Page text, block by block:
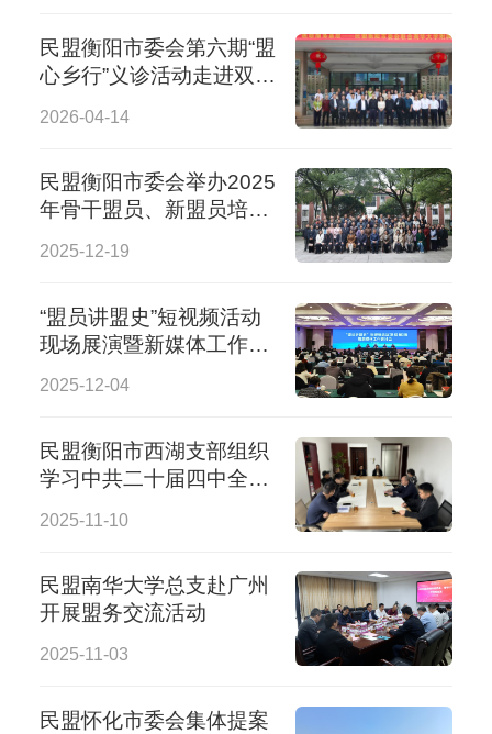
民盟衡阳市委会第六期“盟
心乡行”义诊活动走进双峰
2026-04-14
民盟衡阳市委会举办2025
年骨干盟员、新盟员培训
2025-12-19
“盟员讲盟史”短视频活动
现场展演暨新媒体工作研
2025-12-04
民盟衡阳市西湖支部组织
学习中共二十届四中全会
2025-11-10
民盟南华大学总支赴广州
开展盟务交流活动
2025-11-03
民盟怀化市委会集体提案